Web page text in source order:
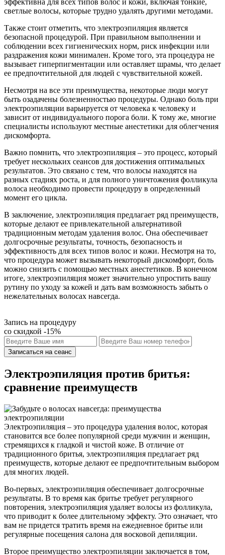
светлые волосы, которые трудно удалять другими методами.
Также стоит отметить, что электроэпиляция является
безопасной процедурой. При правильном выполнении и
соблюдении всех гигиенических норм, риск инфекции или
раздражения кожи минимален. Кроме того, эта процедура не
вызывает гиперпигментации или оставляет шрамы, что делает
ее предпочтительной для людей с чувствительной кожей.
Несмотря на все эти преимущества, некоторые люди могут
быть озадачены болезненностью процедуры. Однако боль при
электроэпиляции варьируется от человека к человеку и
зависит от индивидуального порога боли. К тому же, многие
специалисты используют местные анестетики для облегчения
дискомфорта.
Важно помнить, что электроэпиляция – это процесс, который
требует нескольких сеансов для достижения оптимальных
результатов. Это связано с тем, что волосы находятся на
разных стадиях роста, и для полного уничтожения фолликула
волоса необходимо провести процедуру в определенный
момент его цикла.
В заключение, электроэпиляция предлагает ряд преимуществ,
которые делают ее привлекательной альтернативой
традиционным методам удаления волос. Она обеспечивает
долгосрочные результаты, точность, безопасность и
эффективность для всех типов волос и кожи. Несмотря на то,
что процедура может вызывать некоторый дискомфорт, боль
можно снизить с помощью местных анестетиков. В конечном
итоге, электроэпиляция может значительно упростить вашу
рутину по уходу за кожей и дать вам возможность забыть о
нежелательных волосах навсегда.
Запись на процедуру
со скидкой -15%
Записаться на сеанс
Электроэпиляция против бритья:
сравнение преимуществ
Электроэпиляция – это процедура удаления волос, которая
становится все более популярной среди мужчин и женщин,
стремящихся к гладкой и чистой коже. В отличие от
традиционного бритья, электроэпиляция предлагает ряд
преимуществ, которые делают ее предпочтительным выбором
для многих людей.
Во-первых, электроэпиляция обеспечивает долгосрочные
результаты. В то время как бритье требует регулярного
повторения, электроэпиляция удаляет волосы из фолликула,
что приводит к более длительному эффекту. Это означает, что
вам не придется тратить время на ежедневное бритье или
регулярные посещения салона для восковой депиляции.
Второе преимущество электроэпиляции заключается в том,